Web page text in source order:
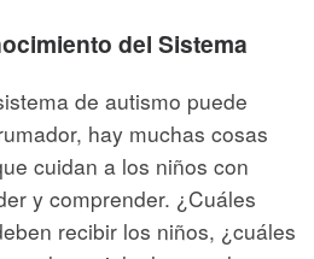
del Sistema
de autismo puede
hay muchas cosas
cuidan a los niños con
y comprender. ¿Cuáles
recibir los niños, ¿cuáles